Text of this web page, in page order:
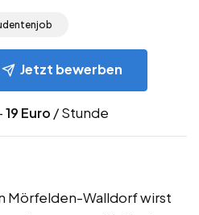
Jetzt bewerben
19 Euro / Stunde
Mörfelden-Walldorf wirst